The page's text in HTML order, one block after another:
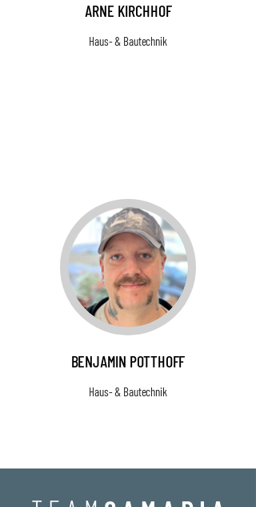
ARNE KIRCHHOF
Haus- & Bautechnik
BENJAMIN POTTHOFF
Haus- & Bautechnik